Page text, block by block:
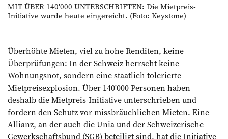
MIT ÜBER 140'000 UNTERSCHRIFTEN: Die Mietpreis-
Initiative wurde heute eingereicht. (Foto: Keystone)
Überhöhte Mieten, viel zu hohe Renditen, keine
Überprüfungen: In der Schweiz herrscht keine
Wohnungsnot, sondern eine staatlich tolerierte
Mietpreisexplosion. Über 140'000 Personen haben
deshalb die Mietpreis-Initiative unterschrieben und
fordern den Schutz vor missbräuchlichen Mieten. Eine
Allianz, an der auch die Unia und der Schweizerische
Gewerkschaftsbund (SGB) beteiligt sind, hat die Initiative